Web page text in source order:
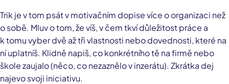
Trik je v tom psát v motivačním dopise více o organizaci než
o sobě. Mluv o tom, že víš, v čem tkví důležitost práce a
k tomu vyber dvě až tři vlastnosti nebo dovednosti, které na
ní uplatníš. Klidně napiš, co konkrétního tě na firmě nebo
škole zaujalo (něco, co nezaznělo v inzerátu). Zkrátka dej
najevo svoji iniciativu.